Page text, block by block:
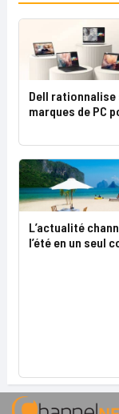
Dell rationnalise
marques de PC
L’actualité
l’été en un seul